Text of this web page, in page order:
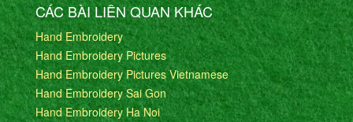
CÁC BÀI LIÊN QUAN KHÁC
Hand Embroidery
Hand Embroidery Pictures
Hand Embroidery Pictures Vietnamese
Hand Embroidery Sai Gon
Hand Embroidery Ha Noi